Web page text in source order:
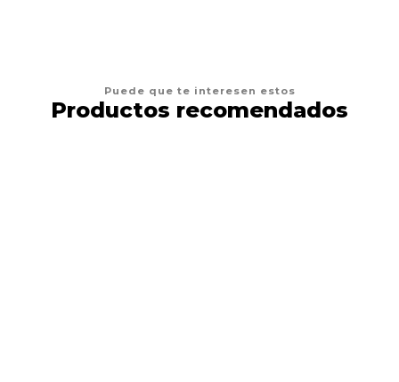
Puede que te interesen estos
Productos recomendados